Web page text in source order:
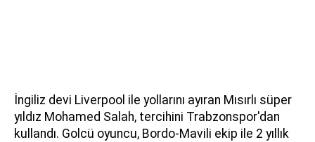
İngiliz devi Liverpool ile yollarını ayıran Mısırlı süper
yıldız Mohamed Salah, tercihini Trabzonspor'dan
kullandı. Golcü oyuncu, Bordo-Mavili ekip ile 2 yıllık